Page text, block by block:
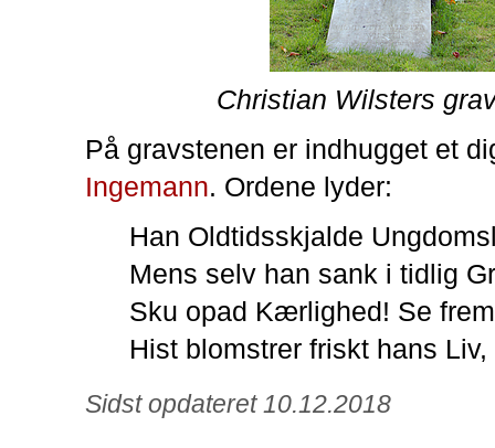
Christian Wilsters
På gravstenen er indhugget et
Ingemann. Ordene lyder:
Han Oldtidsskjalde
Mens selv han sank i tidlig
Sku opad Kærlighed! Se
Hist blomstrer friskt hans
Sidst opdateret 10.12.2018